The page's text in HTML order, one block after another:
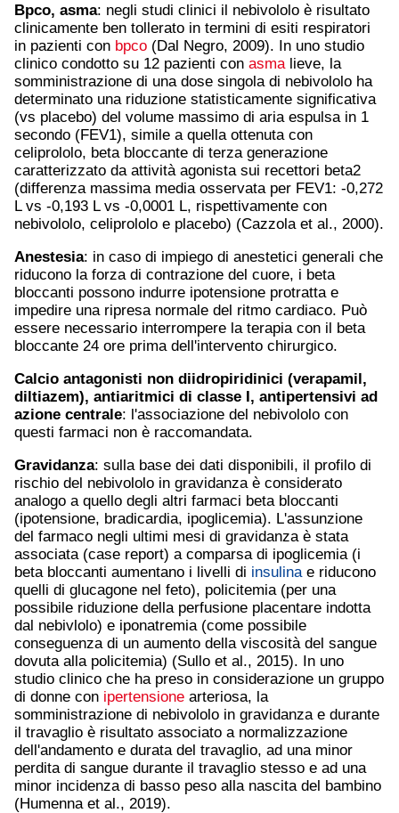
Bpco, asma: negli studi clinici il nebivololo è risultato
clinicamente ben tollerato in termini di esiti respiratori
in pazienti con bpco (Dal Negro, 2009). In uno studio
clinico condotto su 12 pazienti con asmalieve, la
somministrazione di una dose singola di nebivololo ha
determinato una riduzione statisticamente significativa
(vs placebo) del volume massimo di aria espulsa in 1
secondo (FEV1), simile a quella ottenuta con
celiprololo, beta bloccante di terza generazione
caratterizzato da attività agonista sui recettori beta2
(differenza massima media osservata per FEV1: -0,272
L vs -0,193 L vs -0,0001 L, rispettivamente con
nebivololo, celiprololo e placebo) (Cazzola et al., 2000).
Anestesia: in caso di impiego di anestetici generali che
riducono la forza di contrazione del cuore, i beta
bloccanti possono indurre ipotensione protratta e
impedire una ripresa normale del ritmo cardiaco. Può
essere necessario interrompere la terapia con il beta
bloccante 24 ore prima dell'intervento chirurgico.
Calcio antagonisti non diidropiridinici (verapamil,
diltiazem), antiaritmici di classe I, antipertensivi ad
azione centrale: l'associazione del nebivololo con
questi farmaci non è raccomandata.
Gravidanza: sulla base dei dati disponibili, il profilo di
rischio del nebivololo in gravidanza è considerato
analogo a quello degli altri farmaci beta bloccanti
(ipotensione, bradicardia, ipoglicemia). L'assunzione
del farmaco negli ultimi mesi di gravidanza è stata
associata (case report) a comparsa di ipoglicemia (i
beta bloccanti aumentano i livelli di insulinae riducono
quelli di glucagone nel feto), policitemia (per una
possibile riduzione della perfusione placentare indotta
dal nebivlolo) e iponatremia (come possibile
conseguenza di un aumento della viscosità del sangue
dovuta alla policitemia) (Sullo et al., 2015). In uno
studio clinico che ha preso in considerazione un gruppo
di donne con ipertensione arteriosa, la
somministrazione di nebivololo in gravidanza e durante
il travaglio è risultato associato a normalizzazione
dell'andamento e durata del travaglio, ad una minor
perdita di sangue durante il travaglio stesso e ad una
minor incidenza di basso peso alla nascita del bambino
(Humenna et al., 2019).